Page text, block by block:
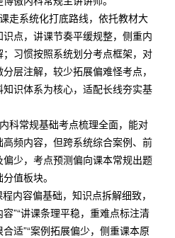
走系统化打底路线，依托教材大
点，讲课节奏平缓规整，侧重内
习惯按照系统划分考点框架，对
层注解，较少拓展偏难怪考点，
识体系为核心，适配长线夯实基
科常规基础考点梳理全面，能对
频内容，但跨系统综合案例、前
少，考点预测偏向课本常规出题
值板块。
程内容偏基础，知识点拆解细致，
”“讲课条理平稳，重难点标注清
适”“案例拓展偏少，侧重课本原